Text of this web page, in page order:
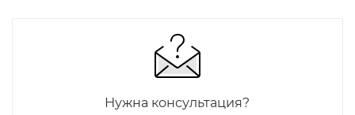
Нужна консультация?